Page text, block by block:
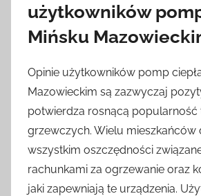
użytkowników
Mińsku
Opinie użytkowników pomp
Mazowieckim są zazwyczaj
potwierdza rosnącą
grzewczych. Wielu mieszkańców
wszystkim oszczędności
rachunkami za ogrzewanie oraz
jaki zapewniają te urządzenia.